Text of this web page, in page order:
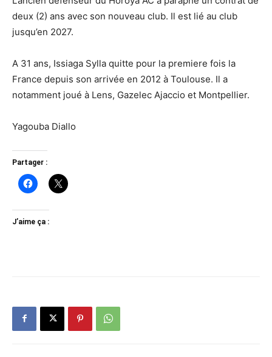
deux (2) ans avec son nouveau club. Il est lié au club
jusqu’en 2027.
A 31 ans, Issiaga Sylla quitte pour la premiere fois la
France depuis son arrivée en 2012 à Toulouse. Il a
notamment joué à Lens, Gazelec Ajaccio et Montpellier.
Yagouba Diallo
Partager :
J’aime ça :